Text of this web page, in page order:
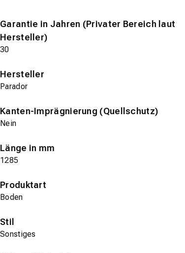
Garantie in Jahren (Privater Bereich laut
Hersteller)
30
Hersteller
Parador
Kanten-Imprägnierung (Quellschutz)
Nein
Länge in mm
1285
Produktart
Boden
Stil
Sonstiges